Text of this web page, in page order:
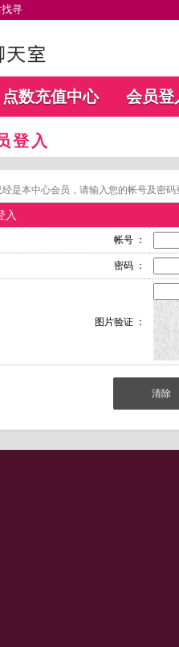
找寻
点数充值中心 会员登
登入
经是本中心会员，请输入您的帐号及密
入
帐号 ：
密码 ：
图片验证 ：